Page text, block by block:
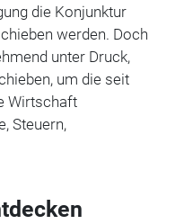
die Konjunktur
werden. Doch
unter Druck,
um die seit
Wirtschaft
Steuern,